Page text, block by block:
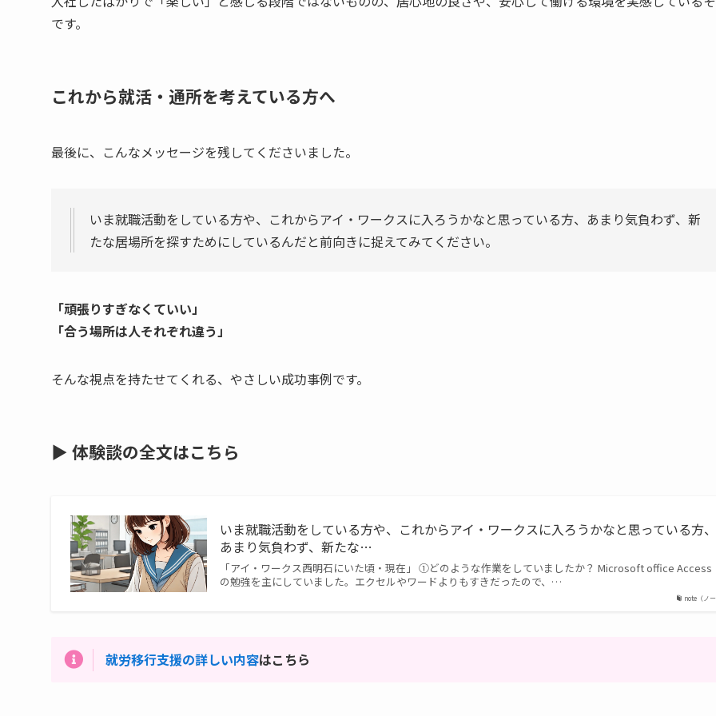
です。
これから就活・通所を考えている方へ
最後に、こんなメッセージを残してくださいました。
いま就職活動をしている方や、これからアイ・ワークスに入ろうかなと思っている方、あまり気負わず、新
たな居場所を探すためにしているんだと前向きに捉えてみてください。
「頑張りすぎなくていい」
「合う場所は人それぞれ違う」
そんな視点を持たせてくれる、やさしい成功事例です。
▶ 体験談の全文はこちら
note（ノ
いま就職活動をしている方や、これからアイ・ワークスに入ろうかなと思っている方、
あまり気負わず、新たな…
「アイ・ワークス西明石にいた頃・現在」 ①どのような作業をしていましたか？ Microsoft office Access
の勉強を主にしていました。エクセルやワードよりもすきだったので、…
就労移行支援の詳しい内容はこちら